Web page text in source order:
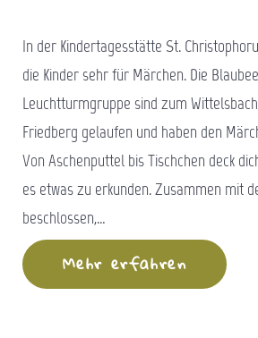
In der Kindertagesstätte St.
die Kinder sehr für Märchen. Die
Leuchtturmgruppe sind zum
Friedberg gelaufen und haben den
Von Aschenputtel bis Tischchen deck
es etwas zu erkunden. Zusammen mit
beschlossen,…
Mehr erfahren